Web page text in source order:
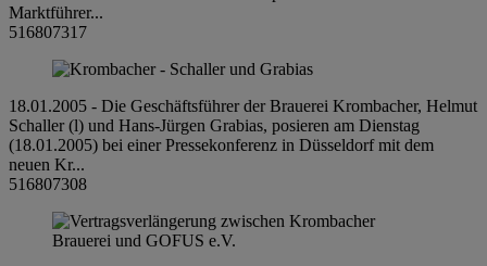
Marktführer...
516807317
18.01.2005 - Die Geschäftsführer der Brauerei Krombacher, Helmut
Schaller (l) und Hans-Jürgen Grabias, posieren am Dienstag
(18.01.2005) bei einer Pressekonferenz in Düsseldorf mit dem
neuen Kr...
516807308